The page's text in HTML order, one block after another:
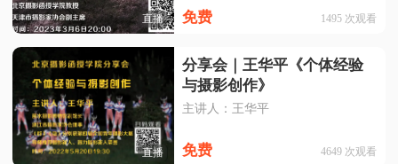
直播 免费 1495 次观看
直播
分享会｜王华平《个体经验
与摄影创作》
主讲人：王华平
免费 4649 次观看